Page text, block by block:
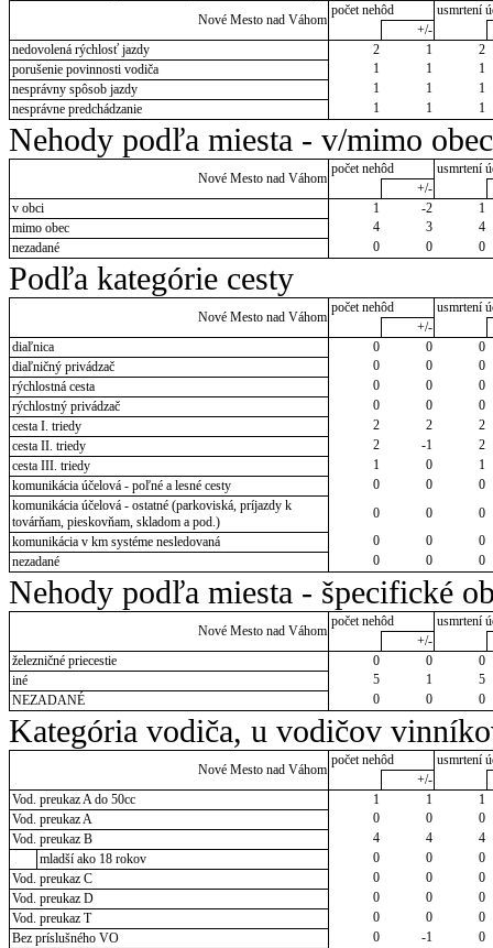
Nové Mesto nad Váhom
počet nehôd
usmrtení
+/-
nedovolená rýchlosť jazdy
2 1
2
porušenie povinnosti vodiča
1 1
1
nesprávny spôsob jazdy
1 1
1
nesprávne predchádzanie
1 1 1
Nehody podľa miesta - v/mimo obec
Nové Mesto nad Váhom
počet nehôd
usmrtení
+/-
v obci
1 -2
1
mimo obec
4 3
4
nezadané
0 0 0
Podľa kategórie cesty
Nové Mesto nad Váhom
počet nehôd
usmrtení
+/-
diaľnica
0 0
0
diaľničný privádzač
0 0
0
rýchlostná cesta
0 0
0
rýchlostný privádzač
0 0
0
cesta I. triedy
2 2
2
cesta II. triedy
2 -1
2
cesta III. triedy
1 0
1
komunikácia účelová - poľné a lesné cesty
0 0
0
komunikácia účelová - ostatné (parkoviská, príjazdy k
továrňam, pieskovňam, skladom a pod.)
0 0
0
komunikácia v km systéme nesledovaná
0 0
0
nezadané
0 0 0
Nehody podľa miesta - špecifické
Nové Mesto nad Váhom
počet nehôd
usmrtení
+/-
železničné priecestie
0 0
0
iné
5 1
5
NEZADANÉ
0 0 0
Kategória vodiča, u vodičov
Nové Mesto nad Váhom
počet nehôd
usmrtení
+/-
Vod. preukaz A do 50cc
1 1
1
Vod. preukaz A
0 0
0
Vod. preukaz B
4 4
4
mladší ako 18 rokov
0 0
0
Vod. preukaz C
0 0
0
Vod. preukaz D
0 0
0
Vod. preukaz T
0 0
0
Bez príslušného VO
0 -1
0